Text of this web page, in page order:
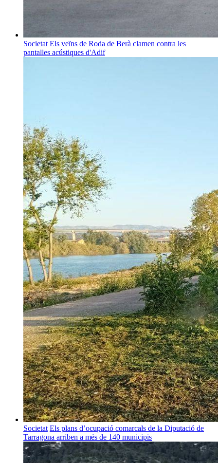
Societat Els veïns de Roda de Berà clamen contra les
pantalles acústiques d'Adif
Societat Els plans d’ocupació comarcals de la Diputació de
Tarragona arriben a més de 140 municipis